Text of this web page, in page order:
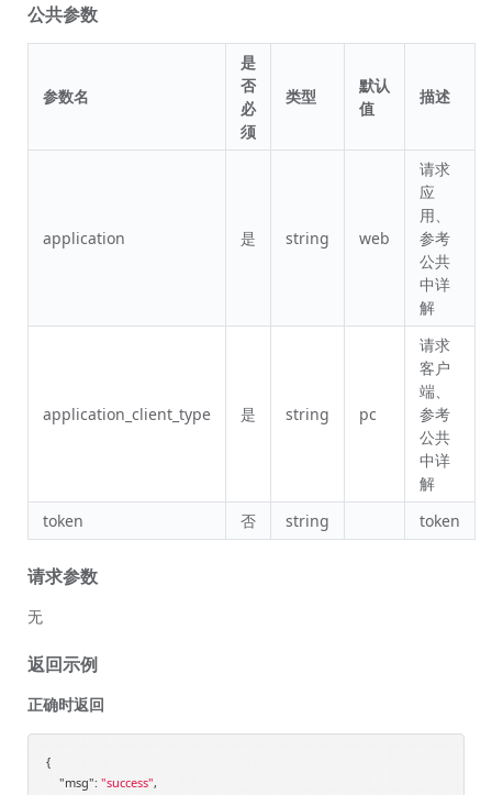
公共参数
参数名
是
否
必
须
类型
默认
值
描述
application 是 string web
请求
应
用、
参考
公共
中详
解
application_client_type 是 string pc
请求
客户
端、
参考
公共
中详
解
token
否 string token
请求参数
无
返回示例
正确时返回
{
"msg": "success",